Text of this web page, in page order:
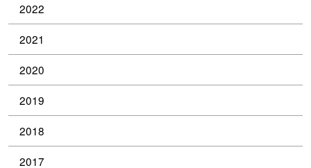
2022
2021
2020
2019
2018
2017